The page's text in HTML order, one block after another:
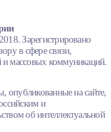
Зарегистрировано
в сфере связи,
массовых коммуникаций.
опубликованные на сайте,
и
об интеллектуальной